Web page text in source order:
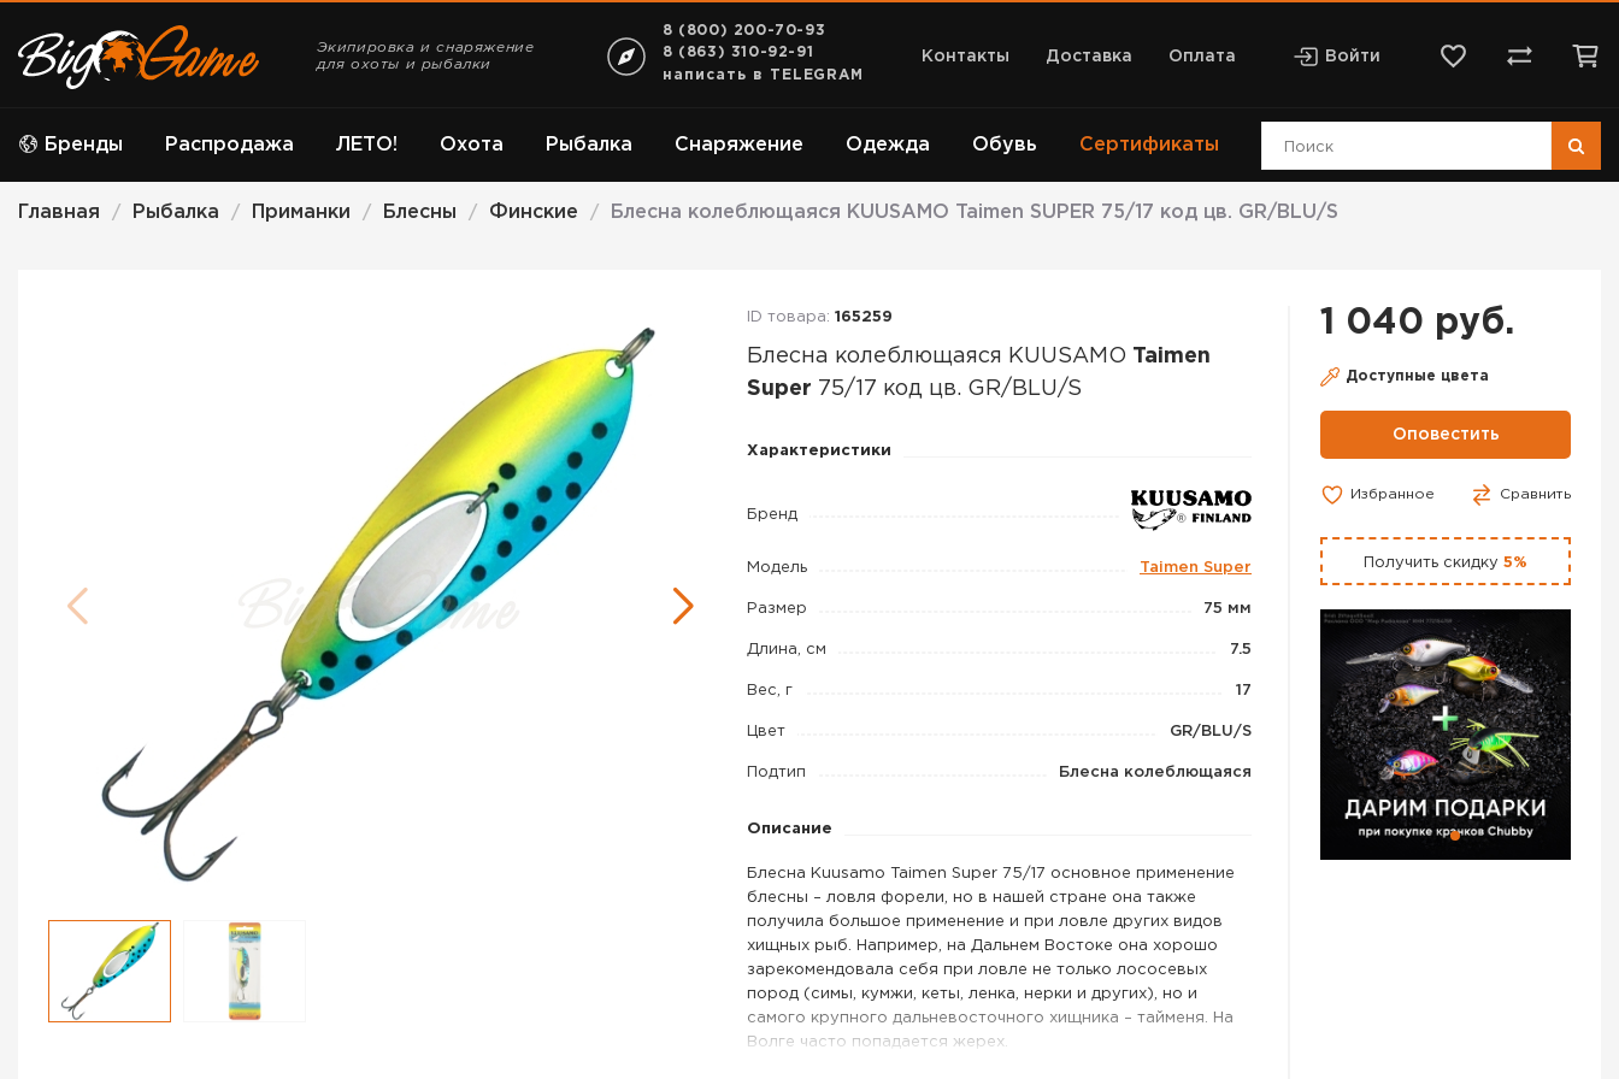
Экипировка и снаряжение
для охоты и рыбалки
8 (800) 200-70-93
8 (863) 310-92-91
написать в TELEGRAM
Контакты Доставка Оплата Войти
Бренды ЛЕТО! Охота Рыбалка Снаряжение Одежда Обувь
Распродажа Сертификаты
Главная / Рыбалка / Приманки / Блесны / Финские / Блесна колеблющаяся KUUSAMO Taimen SUPER 75/17 код цв. GR/BLU/S
ID товара: 165259
Блесна колеблющаяся KUUSAMO Taimen
Super 75/17 код цв. GR/BLU/S
Блесна
KUUSAMO
SUPER
75/17
цв.
GR/BLU/S
Характеристики
Бренд
Модель Taimen Super
Размер 75 мм
Длина, см 7.5
Вес, г 17
Цвет GR/BLU/S
Подтип Блесна колеблющаяся
Описание
Блесна Kuusamo Taimen Super 75/17 основное применение
блесны – ловля форели, но в нашей стране она также
получила большое применение и при ловле других видов
хищных рыб. Например, на Дальнем Востоке она хорошо
зарекомендовала себя при ловле не только лососевых
пород (симы, кумжи, кеты, ленка, нерки и других), но и
самого крупного дальневосточного хищника – тайменя. На
Волге часто попадается жерех.
1 040 руб.
Доступные цвета
Оповестить
Избранное Сравнить
Получить скидку 5%